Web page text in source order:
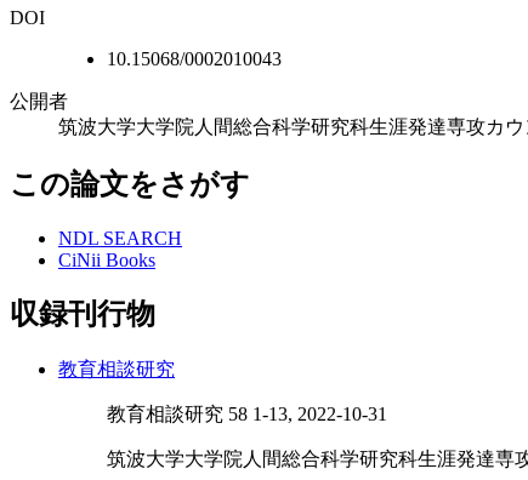
DOI
10.15068/0002010043
公開者
筑波大学大学院人間総合科学研究科生涯発達専攻カ
この論文をさがす
NDL SEARCH
CiNii Books
収録刊行物
教育相談研究
教育相談研究 58 1-13, 2022-10-31
筑波大学大学院人間総合科学研究科生涯発達専